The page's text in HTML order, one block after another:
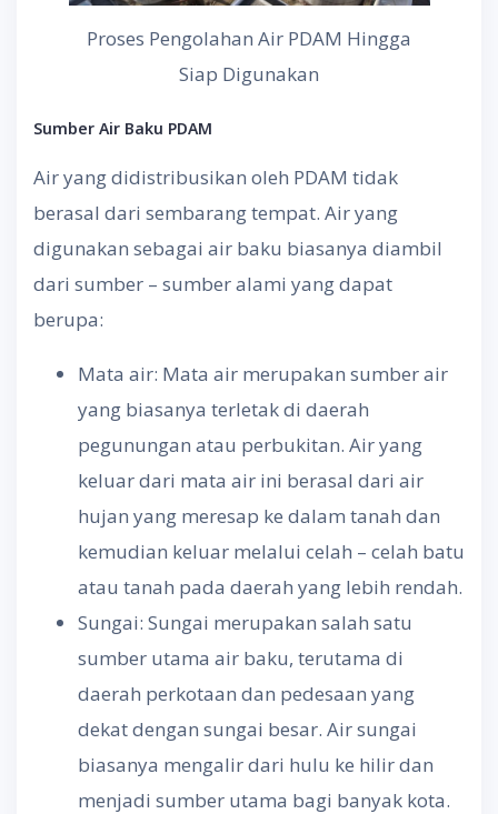
Proses Pengolahan Air PDAM Hingga
Siap Digunakan
Sumber Air Baku PDAM
Air yang didistribusikan oleh PDAM tidak
berasal dari sembarang tempat. Air yang
digunakan sebagai air baku biasanya diambil
dari sumber – sumber alami yang dapat
berupa:
Mata air: Mata air merupakan sumber air
yang biasanya terletak di daerah
pegunungan atau perbukitan. Air yang
keluar dari mata air ini berasal dari air
hujan yang meresap ke dalam tanah dan
kemudian keluar melalui celah – celah batu
atau tanah pada daerah yang lebih rendah.
Sungai: Sungai merupakan salah satu
sumber utama air baku, terutama di
daerah perkotaan dan pedesaan yang
dekat dengan sungai besar. Air sungai
biasanya mengalir dari hulu ke hilir dan
menjadi sumber utama bagi banyak kota.